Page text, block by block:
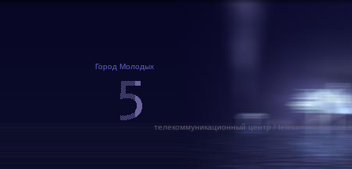
Город Молодых
телекоммуникационный центр / telecommunication